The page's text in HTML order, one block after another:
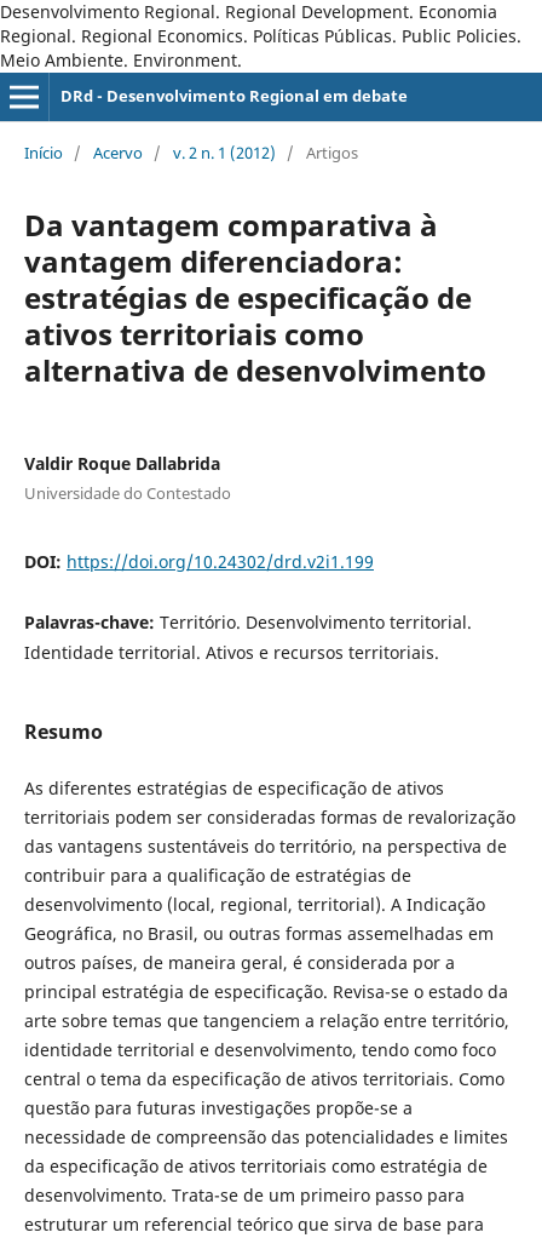
Desenvolvimento Regional. Regional Development. Economia
Regional. Regional Economics. Políticas Públicas. Public Policies.
Meio Ambiente. Environment.
DRd - Desenvolvimento Regional em debate
Início / Acervo / v. 2 n. 1 (2012) / Artigos
Da vantagem comparativa à
vantagem diferenciadora:
estratégias de especificação de
ativos territoriais como
alternativa de desenvolvimento
Valdir Roque Dallabrida
Universidade do Contestado
DOI: https://doi.org/10.24302/drd.v2i1.199
Palavras-chave: Território. Desenvolvimento territorial.
Identidade territorial. Ativos e recursos territoriais.
Resumo
As diferentes estratégias de especificação de ativos
territoriais podem ser consideradas formas de revalorização
das vantagens sustentáveis do território, na perspectiva de
contribuir para a qualificação de estratégias de
desenvolvimento (local, regional, territorial). A Indicação
Geográfica, no Brasil, ou outras formas assemelhadas em
outros países, de maneira geral, é considerada por a
principal estratégia de especificação. Revisa-se o estado da
arte sobre temas que tangenciem a relação entre território,
identidade territorial e desenvolvimento, tendo como foco
central o tema da especificação de ativos territoriais. Como
questão para futuras investigações propõe-se a
necessidade de compreensão das potencialidades e limites
da especificação de ativos territoriais como estratégia de
desenvolvimento. Trata-se de um primeiro passo para
estruturar um referencial teórico que sirva de base para